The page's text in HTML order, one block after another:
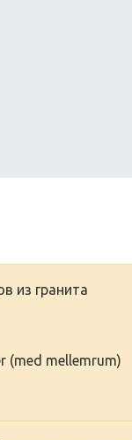
из гранита
(med mellemrum)